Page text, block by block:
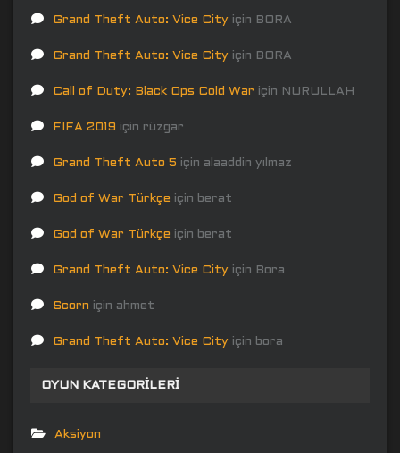
Grand Theft Auto: Vice City için BORA
Grand Theft Auto: Vice City için BORA
Call of Duty: Black Ops Cold War için NURULLAH
FIFA 2019 için rüzgar
Grand Theft Auto 5 için alaaddin yılmaz
God of War Türkçe için berat
God of War Türkçe için berat
Grand Theft Auto: Vice City için Bora
Scorn için ahmet
Grand Theft Auto: Vice City için bora
OYUN KATEGORILERI
Aksiyon